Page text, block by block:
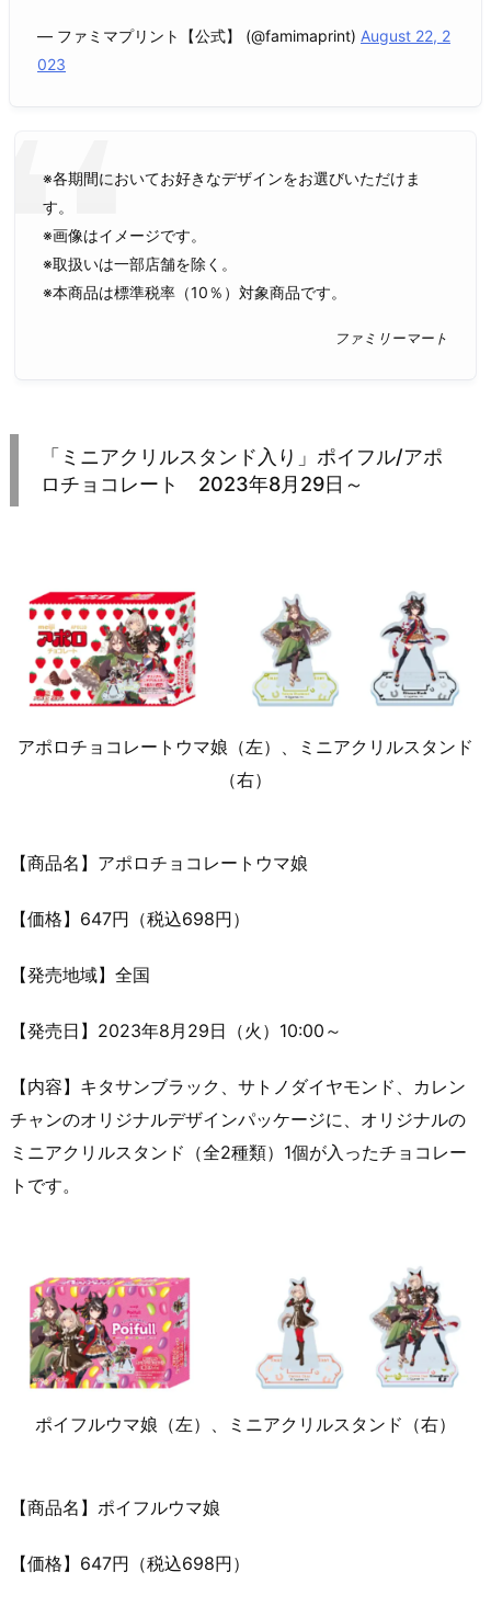
— ファミマプリント【公式】 (@famimaprint) August 22, 2
023
※各期間においてお好きなデザインをお選びいただけま
す。
※画像はイメージです。
※取扱いは一部店舗を除く。
※本商品は標準税率（10％）対象商品です。
ファミリーマート
「ミニアクリルスタンド入り」ポイフル/アポ
ロチョコレート 2023年8月29日～
アポロチョコレートウマ娘（左）、ミニアクリルスタンド
（右）
【商品名】アポロチョコレートウマ娘
【価格】647円（税込698円）
【発売地域】全国
【発売日】2023年8月29日（火）10:00～
【内容】キタサンブラック、サトノダイヤモンド、カレン
チャンのオリジナルデザインパッケージに、オリジナルの
ミニアクリルスタンド（全2種類）1個が入ったチョコレー
トです。
ポイフルウマ娘（左）、ミニアクリルスタンド（右）
【商品名】ポイフルウマ娘
【価格】647円（税込698円）